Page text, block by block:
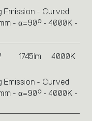
Emission - Curved
- α=90° - 4000K -
1745lm 4000K
Emission - Curved
- α=90° - 4000K -